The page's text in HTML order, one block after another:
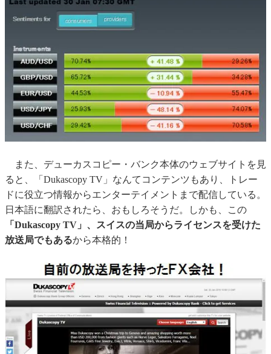
また、デューカスコピー・バンク本体のウェブサイトを見
ると、「Dukascopy TV」なんてコンテンツもあり、トレー
ドに役立つ情報からエンターテイメントまで配信している。
日本語に翻訳されたら、おもしろそうだ。しかも、この
「Dukascopy TV」、スイスの当局からライセンスを受けた
放送局でもあるから本格的！